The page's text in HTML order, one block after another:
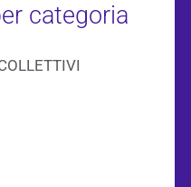
categoria